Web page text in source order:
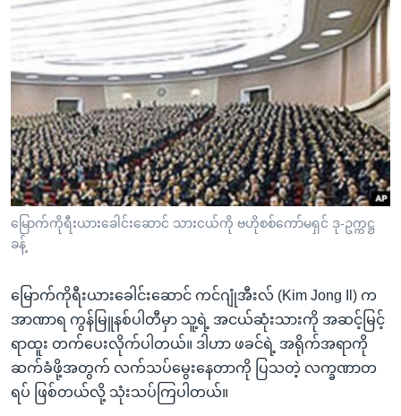
ကြည့်
ရန်
ပင်မ
အ
ညွန်း
စာမျက်နှာ
သို့
ကျော်
ကြည့်
ရှာဖွေ
နေရာ
ကျော်
အစ္စရေး-ပါလက်စတိုင်း
အင်္ဂလိပ်စာလေ့လာမယ်
မကြေးမုံရဲ့ အင်္ဂလိပ်စာ
ရုပ်ရှင်ထဲက အင်္ဂလိပ်စာ
သုတပဒေသာ အင်္ဂလိပ်စာ
ရေဒီယို
တီဗွီ
ရေဒီယိုနှင့်ရုပ်သံ အချက်အလက်များ
ရေဒီယို/တီဗွီအစီအစဉ်
Learning English
ဗွီအိုအေ လူမှုကွန်ယက်များ
ဘာသာစကားများ
မြောက်ကိုရီးယားခေါင်းဆောင် သားငယ်ကို ဗဟိုစစ်ကော်မရှင် ဒု-ဥက္ကဋ္ဌ
ခန့်
မြောက်ကိုရီးယားခေါင်းဆောင် ကင်ဂျုံအီးလ် (Kim Jong Il) က
အာဏာရ ကွန်မြူနစ်ပါတီမှာ သူ့ရဲ့ အငယ်ဆုံးသားကို အဆင့်မြင့်
ရာထူး တက်ပေးလိုက်ပါတယ်။ ဒါဟာ ဖခင်ရဲ့ အရိုက်အရာကို
ဆက်ခံဖို့အတွက် လက်သပ်မွေးနေတာကို ပြသတဲ့ လက္ခဏာတ
ရပ် ဖြစ်တယ်လို့ သုံးသပ်ကြပါတယ်။